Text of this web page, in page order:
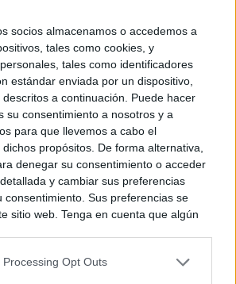
socios almacenamos o accedemos a
tales como cookies, y
tales como identificadores
estándar enviada por un dispositivo,
a continuación. Puede hacer
su consentimiento a nosotros y a
para que llevemos a cabo el
propósitos. De forma alternativa,
denegar su consentimiento o acceder
y cambiar sus preferencias
consentimiento. Sus preferencias se
sitio web. Tenga en cuenta que algún
Puede cambiar sus preferencias
Opt Outs